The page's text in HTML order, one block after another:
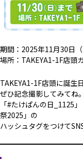
期間：2025年11月30日
場所：TAKEYA1-1F店頭
TAKEYA1-1F店頭に誕生
ぜひ記念撮影してみてね。
「#たけぱんの日_1125
祭2025」の
ハッシュタグをつけて